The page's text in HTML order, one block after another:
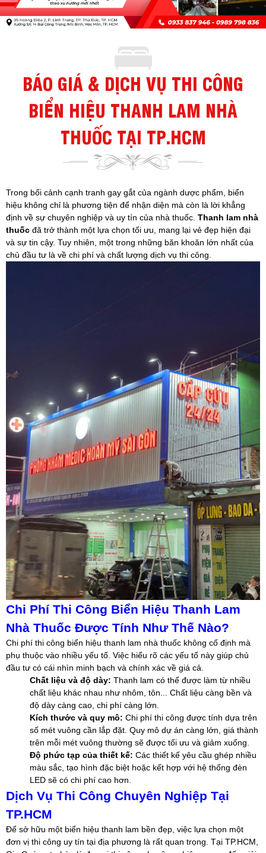
BÁO GIÁ & DỊCH VỤ THI CÔNG
BIỂN HIỆU THANH LAM NHÀ
THUỐC TẠI TP.HCM
Trong bối cảnh cạnh tranh gay gắt của ngành dược phẩm, biển
hiệu không chỉ là phương tiện để nhận diện mà còn là lời khẳng
định về sự chuyên nghiệp và uy tín của nhà thuốc. Thanh lam nhà
thuốc đã trở thành một lựa chọn tối ưu, mang lại vẻ đẹp hiện đại
và sự tin cậy. Tuy nhiên, một trong những băn khoăn lớn nhất của
chủ đầu tư là về chi phí và chất lượng dịch vụ thi công.
Chi Phí Thi Công Biển Hiệu Thanh Lam
Nhà Thuốc Được Tính Như Thế Nào?
Chi phí thi công biển hiệu thanh lam nhà thuốc không cố định mà
phụ thuộc vào nhiều yếu tố. Việc hiểu rõ các yếu tố này giúp chủ
đầu tư có cái nhìn minh bạch và chính xác về giá cả.
Chất liệu và độ dày: Thanh lam có thể được làm từ nhiều
chất liệu khác nhau như nhôm, tôn... Chất liệu càng bền và
độ dày càng cao, chi phí càng lớn.
Kích thước và quy mô: Chi phí thi công được tính dựa trên
số mét vuông cần lắp đặt. Quy mô dự án càng lớn, giá thành
trên mỗi mét vuông thường sẽ được tối ưu và giảm xuống.
Độ phức tạp của thiết kế: Các thiết kế yêu cầu ghép nhiều
màu sắc, tạo hình đặc biệt hoặc kết hợp với hệ thống đèn
LED sẽ có chi phí cao hơn.
Dịch Vụ Thi Công Chuyên Nghiệp Tại
TP.HCM
Để sở hữu một biển hiệu thanh lam bền đẹp, việc lựa chọn một
đơn vị thi công uy tín tại địa phương là rất quan trọng. Tại TP.HCM,